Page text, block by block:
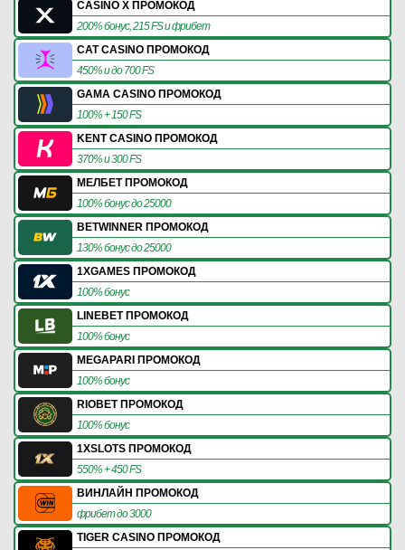
CASINO X ПРОМОКОД
200% бонус, 215 FS и фрибет
CAT CASINO ПРОМОКОД
450% и до 700 FS
GAMA CASINO ПРОМОКОД
100% + 150 FS
KENT CASINO ПРОМОКОД
370% и 300 FS
МЕЛБЕТ ПРОМОКОД
100% бонус до 25000
BETWINNER ПРОМОКОД
130% бонус до 25000
1XGAMES ПРОМОКОД
100% бонус
LINEBET ПРОМОКОД
100% бонус
MEGAPARI ПРОМОКОД
100% бонус
RIOBET ПРОМОКОД
100% бонус
1XSLOTS ПРОМОКОД
550% + 450 FS
ВИНЛАЙН ПРОМОКОД
фрибет до 3000
TIGER CASINO ПРОМОКОД